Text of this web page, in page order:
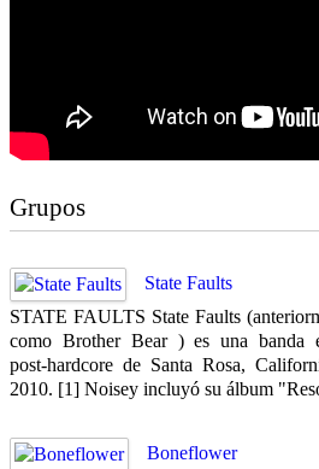
Grupos
State Faults
STATE FAULTS State Faults
como Brother Bear ) es una banda
post-hardcore de Santa Rosa,
2010. [1] Noisey incluyó su álbum
Boneflower